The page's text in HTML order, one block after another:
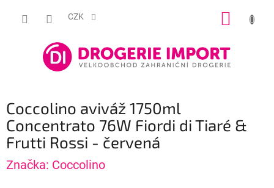
CZK
Coccolino aviváž 1750ml
Concentrato 76W Fiordi di Tiaré &
Frutti Rossi - červená
Značka: Coccolino